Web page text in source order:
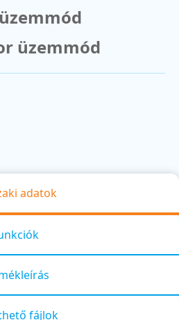
üzemmód
adatok
fájlok